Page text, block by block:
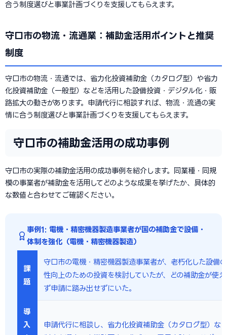
合う制度選びと事業計画づくりを支援してもらえます。
守口市の物流・流通業：補助金活用ポイントと推奨
制度
守口市の物流・流通では、省力化投資補助金（カタログ型）や省力
化投資補助金（一般型）などを活用した設備投資・デジタル化・販
路拡大の動きがあります。申請代行に相談すれば、物流・流通の実
情に合う制度選びと事業計画づくりを支援してもらえます。
守口市の補助金活用の成功事例
守口市の実際の補助金活用の成功事例を紹介します。同業種・同規
模の事業者が補助金を活用してどのような成果を挙げたか、具体的
な数値と合わせてご確認ください。
事例1: 電機・精密機器製造事業者が国の補助金で設備・
体制を強化（電機・精密機器製造）
課
題
守口市の電機・精密機器製造事業者が、老朽化した設備
性向上のための投資を検討していたが、どの補助金が使
ず申請に踏み出せずにいた。
導
入
申請代行に相談し、省力化投資補助金（カタログ型）な